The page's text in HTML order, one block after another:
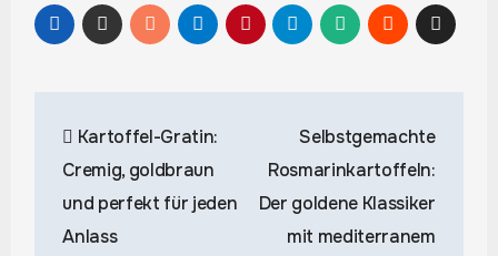
Kartoffel-Gratin:
Cremig, goldbraun
und perfekt für jeden
Anlass
Selbstgemachte
Rosmarinkartoffeln:
Der goldene Klassiker
mit mediterranem